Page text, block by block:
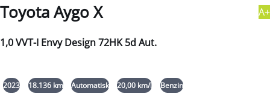
Toyota Aygo X
1,0 VVT-I Envy Design 72HK 5d Aut.
A+
2023 18.136 km Automatisk 20,00 km/l Benzin